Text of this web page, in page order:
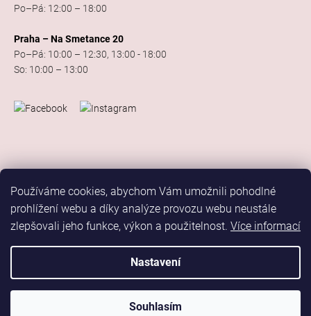
Používáme cookies, abychom Vám umožnili pohodlné
prohlížení webu a díky analýze provozu webu neustále
zlepšovali jeho funkce, výkon a použitelnost. Více informací
Nastavení
Souhlasím
Po–Pá: 12:00 – 18:00
Praha – Na Smetance 20
Po–Pá: 10:00 – 12:30, 13:00 - 18:00
So: 10:00 – 13:00
Vytvořil Shoptet
Elis Dance Sport . Všechna práva vyhrazena.
Upravit nastavení cookiesMarketing